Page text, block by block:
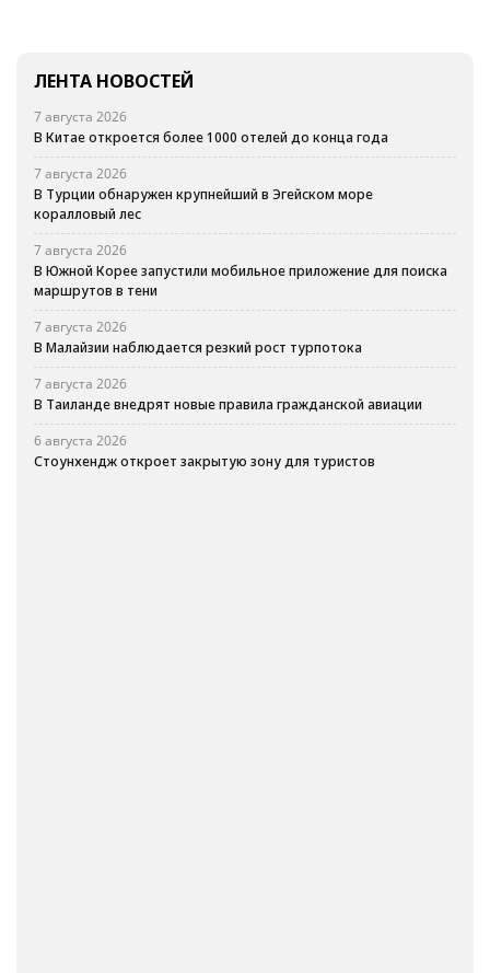
ЛЕНТА НОВОСТЕЙ
7 августа 2026
В Китае откроется более 1000 отелей до конца года
7 августа 2026
В Турции обнаружен крупнейший в Эгейском море
коралловый лес
7 августа 2026
В Южной Корее запустили мобильное приложение для поиска
маршрутов в тени
7 августа 2026
В Малайзии наблюдается резкий рост турпотока
7 августа 2026
В Таиланде внедрят новые правила гражданской авиации
6 августа 2026
Стоунхендж откроет закрытую зону для туристов